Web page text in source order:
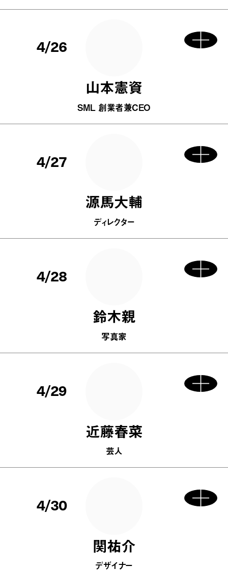
4/26
山本憲資
SML 創業者兼CEO
4/27
源馬大輔
ディレクター
4/28
鈴木親
写真家
4/29
近藤春菜
芸人
4/30
関祐介
デザイナー